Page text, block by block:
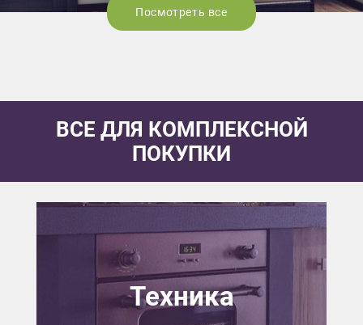
Посмотреть все
ВСЕ ДЛЯ КОМПЛЕКСНОЙ
ПОКУПКИ
Техника